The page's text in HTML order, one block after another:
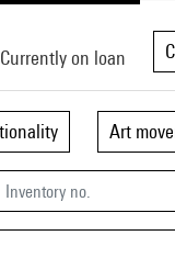
Currently on loan
Art